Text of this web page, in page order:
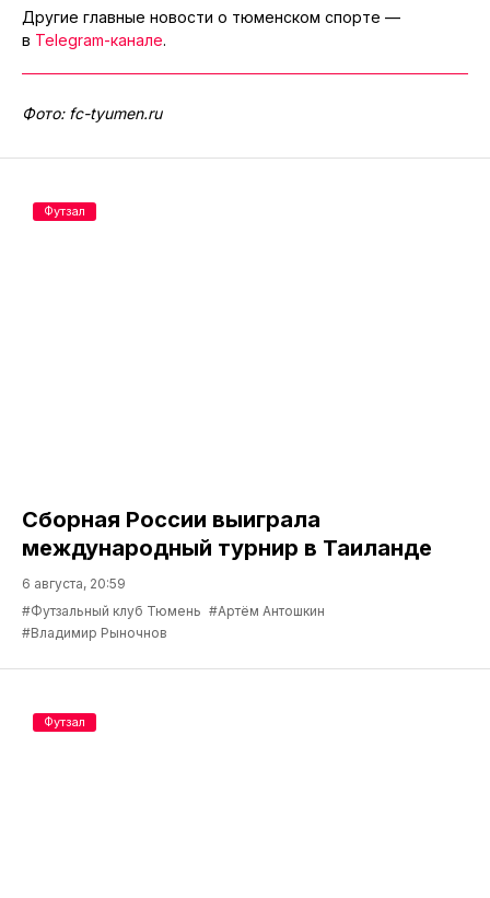
Другие главные новости о тюменском спорте —
в Telegram-канале.
Фото: fc-tyumen.ru
Сборная России выиграла
международный турнир в Таиланде
6 августа, 20:59
#Футзальный клуб Тюмень #Артём Антошкин
#Владимир Рыночнов
Футзал
Футзал